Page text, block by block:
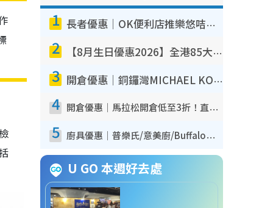
1 長者優惠｜OK便利店推樂悠咭優惠！買麵包/牛奶/保健品拍卡即減
2 【8月生日優惠2026】全港85大食買玩著數攻略 自助餐/火鍋放題同行免費＋誠品/DONKI送現金券
3 開倉優惠｜銅鑼灣MICHAEL KORS開倉低至17折！直擊$500起買手袋/銀包/鞋款 必買經典Jet Set系列
4 開倉優惠｜馬拉松開倉低至3折！直擊$99起買adidas／New Balance／Puma鞋款 STANLEY保溫杯劈價至$119起
5 廚具優惠｜普樂氏/意美廚/Buffalo廚具低至3折！$89起買煎鍋／炒鑊／個人鍋 同場小家電激減至$99起
U GO 本週好去處